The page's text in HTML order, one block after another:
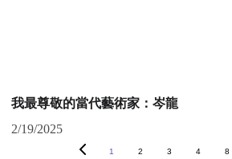
我最尊敬的當代藝術家：岑龍
2/19/2025
1 2 3 4 8